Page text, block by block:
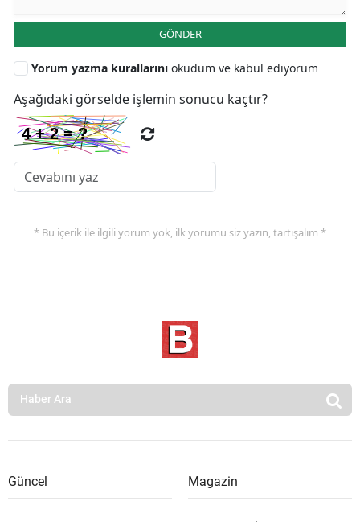
GÖNDER
Yorum yazma kurallarını okudum ve kabul ediyorum
Aşağıdaki görselde işlemin sonucu kaçtır?
* Bu içerik ile ilgili yorum yok, ilk yorumu siz yazın, tartışalım *
Güncel Magazin